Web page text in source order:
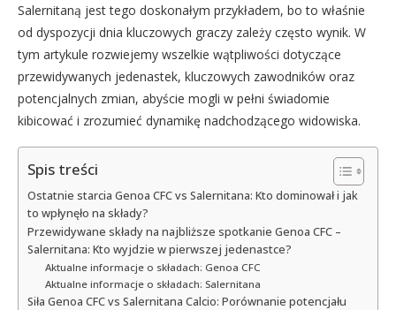
Salernitaną jest tego doskonałym przykładem, bo to właśnie
od dyspozycji dnia kluczowych graczy zależy często wynik. W
tym artykule rozwiejemy wszelkie wątpliwości dotyczące
przewidywanych jedenastek, kluczowych zawodników oraz
potencjalnych zmian, abyście mogli w pełni świadomie
kibicować i zrozumieć dynamikę nadchodzącego widowiska.
Spis treści
Ostatnie starcia Genoa CFC vs Salernitana: Kto dominował i jak
to wpłynęło na składy?
Przewidywane składy na najbliższe spotkanie Genoa CFC –
Salernitana: Kto wyjdzie w pierwszej jedenastce?
Aktualne informacje o składach: Genoa CFC
Aktualne informacje o składach: Salernitana
Siła Genoa CFC vs Salernitana Calcio: Porównanie potencjału